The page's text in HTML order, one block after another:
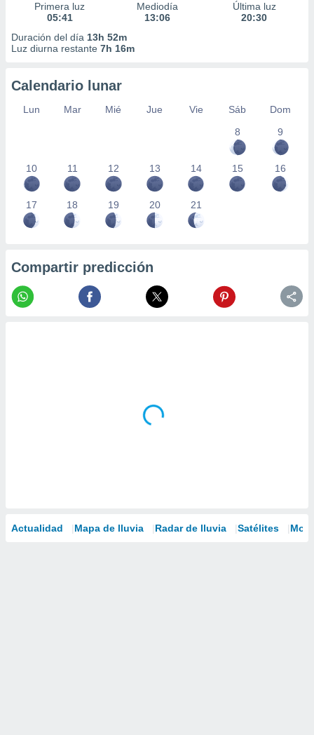
Primera luz
05:41
Mediodía
13:06
Última luz
20:30
Duración del día 13h 52m
Luz diurna restante 7h 16m
Calendario lunar
Lun Mar Mié Jue Vie Sáb
Dom
8
9
10 11 12 13 14 15 16
17 18 19 20 21
Compartir predicción
Actualidad Mapa de lluvia Radar de lluvia Satélites